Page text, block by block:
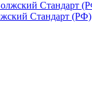
Стандарт (РФ)